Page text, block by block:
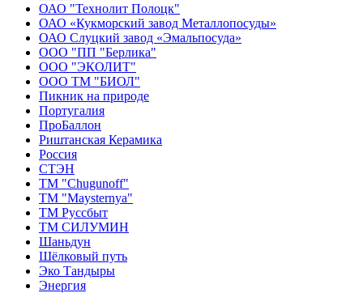
ОАО "Технолит Полоцк"
ОАО «Кукморский завод Металлопосуды»
ОАО Слуцкий завод «Эмальпосуда»
ООО "ПП "Берлика"
ООО "ЭКОЛИТ"
ООО ТМ "БИОЛ"
Пикник на природе
Португалия
ПроБаллон
Риштанская Керамика
Россия
СТЭН
ТМ "Chugunoff"
ТМ "Maysternya"
ТМ Руссбыт
ТМ СИЛУМИН
Шаньдун
Шёлковый путь
Эко Тандыры
Энергия